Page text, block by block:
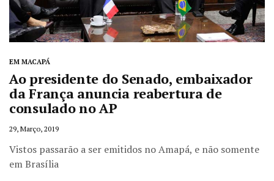
EM MACAPÁ
Ao presidente do Senado, embaixador
da França anuncia reabertura de
consulado no AP
29, Março, 2019
Vistos passarão a ser emitidos no Amapá, e não somente
em Brasília